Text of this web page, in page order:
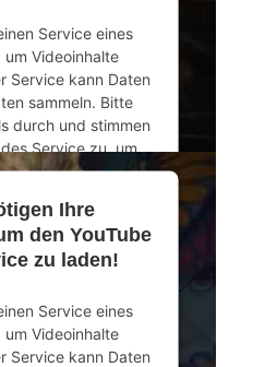
Consent
&eRecht24
Service eines
Videoinhalte
Service kann Daten
sammeln. Bitte
durch und stimmen
Service zu, um
anzusehen.
Consent
&eRecht24
Ihre
den YouTube
zu laden!
Service eines
Videoinhalte
Service kann Daten